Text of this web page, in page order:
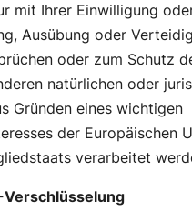
mit Ihrer Einwilligung
Ausübung oder
oder zum Schutz
natürlichen oder
Gründen eines wichtigen
der Europäischen
verarbeitet
Verschlüsselung